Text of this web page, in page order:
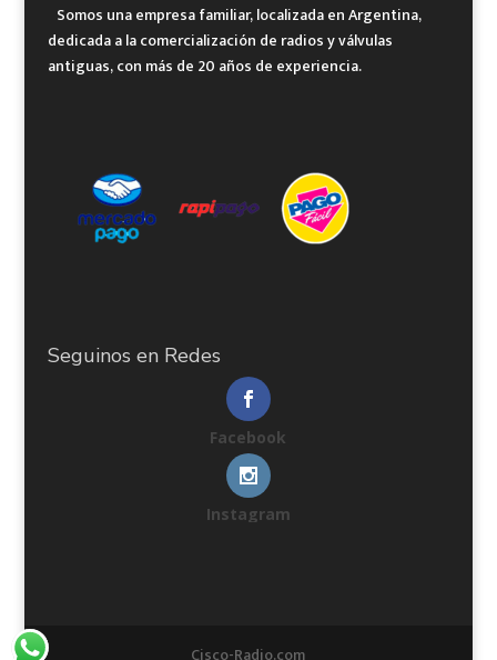
Somos una empresa familiar, localizada en Argentina,
dedicada a la comercialización de radios y válvulas
antiguas, con más de 20 años de experiencia.
Seguinos en Redes
Facebook
Instagram
Cisco-Radio.com